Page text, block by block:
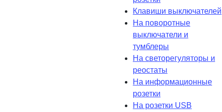
Клавиши выключателей
На поворотные
выключатели и
тумблеры
На светорегуляторы и
реостаты
На информационные
розетки
На розетки USB